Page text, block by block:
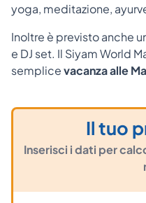
yoga, meditazione,
Inoltre è previsto anche
e DJ set. Il Siyam World
semplicevacanza alle
Il tuo
Inserisci i dati per